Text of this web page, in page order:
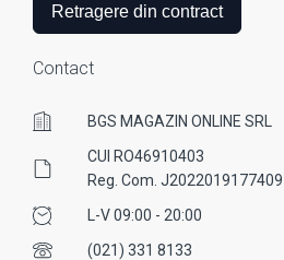
Retragere din contract
Contact
BGS MAGAZIN ONLINE SRL
CUI RO46910403
Reg. Com. J2022019177409
L-V 09:00 - 20:00
(021) 331 8133